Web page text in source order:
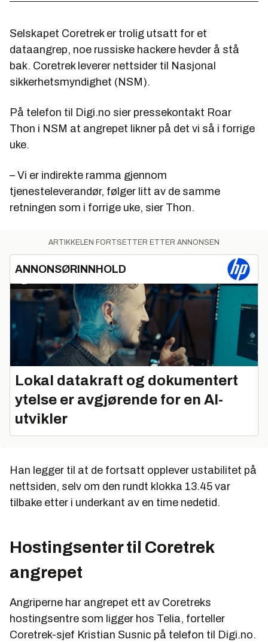
Selskapet Coretrek er trolig utsatt for et
dataangrep, noe russiske hackere hevder å stå
bak. Coretrek leverer nettsider til Nasjonal
sikkerhetsmyndighet (NSM).
På telefon til Digi.no sier pressekontakt Roar
Thon i NSM at angrepet likner på det vi så i forrige
uke.
– Vi er indirekte ramma gjennom
tjenesteleverandør, følger litt av de samme
retningen som i forrige uke, sier Thon.
ARTIKKELEN FORTSETTER ETTER ANNONSEN
ANNONSØRINNHOLD
Lokal datakraft og dokumentert
ytelse er avgjørende for en AI-
utvikler
Han legger til at de fortsatt opplever ustabilitet på
nettsiden, selv om den rundt klokka 13.45 var
tilbake etter i underkant av en time nedetid.
Hostingsenter til Coretrek
angrepet
Angriperne har angrepet ett av Coretreks
hostingsentre som ligger hos Telia, forteller
Coretrek-sjef Kristian Susnic på telefon til Digi.no.